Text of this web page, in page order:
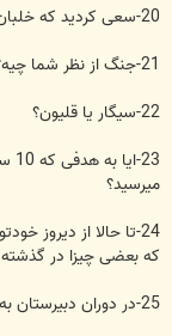
20-سعی کردید که خلبان بشید؟
21-جنگ از نظر شما چیه؟
22-سیگار یا قلیون؟
23-
میرسید؟
24-تا حالا از دیروز
که بعضی چیزا در گذشته
25-در دوران دبیرستان به چه درسی علاقه داشتید؟